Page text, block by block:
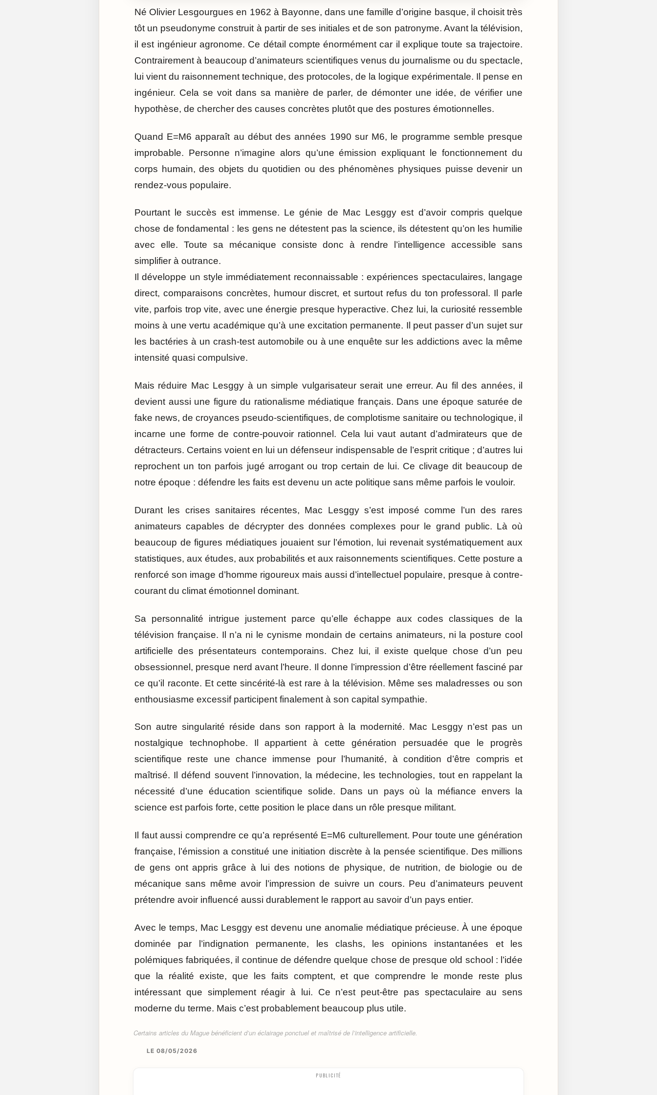
Né Olivier Lesgourgues en 1962 à Bayonne, dans une famille d’origine basque, il choisit très
tôt un pseudonyme construit à partir de ses initiales et de son patronyme. Avant la télévision,
il est ingénieur agronome. Ce détail compte énormément car il explique toute sa trajectoire.
Contrairement à beaucoup d’animateurs scientifiques venus du journalisme ou du spectacle,
lui vient du raisonnement technique, des protocoles, de la logique expérimentale. Il pense en
ingénieur. Cela se voit dans sa manière de parler, de démonter une idée, de vérifier une
hypothèse, de chercher des causes concrètes plutôt que des postures émotionnelles.
Quand E=M6 apparaît au début des années 1990 sur M6, le programme semble presque
improbable. Personne n’imagine alors qu’une émission expliquant le fonctionnement du
corps humain, des objets du quotidien ou des phénomènes physiques puisse devenir un
rendez-vous populaire.
Pourtant le succès est immense. Le génie de Mac Lesggy est d’avoir compris quelque
chose de fondamental : les gens ne détestent pas la science, ils détestent qu’on les humilie
avec elle. Toute sa mécanique consiste donc à rendre l’intelligence accessible sans
simplifier à outrance.
Il développe un style immédiatement reconnaissable : expériences spectaculaires, langage
direct, comparaisons concrètes, humour discret, et surtout refus du ton professoral. Il parle
vite, parfois trop vite, avec une énergie presque hyperactive. Chez lui, la curiosité ressemble
moins à une vertu académique qu’à une excitation permanente. Il peut passer d’un sujet sur
les bactéries à un crash-test automobile ou à une enquête sur les addictions avec la même
intensité quasi compulsive.
Mais réduire Mac Lesggy à un simple vulgarisateur serait une erreur. Au fil des années, il
devient aussi une figure du rationalisme médiatique français. Dans une époque saturée de
fake news, de croyances pseudo-scientifiques, de complotisme sanitaire ou technologique, il
incarne une forme de contre-pouvoir rationnel. Cela lui vaut autant d’admirateurs que de
détracteurs. Certains voient en lui un défenseur indispensable de l’esprit critique ; d’autres lui
reprochent un ton parfois jugé arrogant ou trop certain de lui. Ce clivage dit beaucoup de
notre époque : défendre les faits est devenu un acte politique sans même parfois le vouloir.
Durant les crises sanitaires récentes, Mac Lesggy s’est imposé comme l’un des rares
animateurs capables de décrypter des données complexes pour le grand public. Là où
beaucoup de figures médiatiques jouaient sur l’émotion, lui revenait systématiquement aux
statistiques, aux études, aux probabilités et aux raisonnements scientifiques. Cette posture a
renforcé son image d’homme rigoureux mais aussi d’intellectuel populaire, presque à contre-
courant du climat émotionnel dominant.
Sa personnalité intrigue justement parce qu’elle échappe aux codes classiques de la
télévision française. Il n’a ni le cynisme mondain de certains animateurs, ni la posture cool
artificielle des présentateurs contemporains. Chez lui, il existe quelque chose d’un peu
obsessionnel, presque nerd avant l’heure. Il donne l’impression d’être réellement fasciné par
ce qu’il raconte. Et cette sincérité-là est rare à la télévision. Même ses maladresses ou son
enthousiasme excessif participent finalement à son capital sympathie.
Son autre singularité réside dans son rapport à la modernité. Mac Lesggy n’est pas un
nostalgique technophobe. Il appartient à cette génération persuadée que le progrès
scientifique reste une chance immense pour l’humanité, à condition d’être compris et
maîtrisé. Il défend souvent l’innovation, la médecine, les technologies, tout en rappelant la
nécessité d’une éducation scientifique solide. Dans un pays où la méfiance envers la
science est parfois forte, cette position le place dans un rôle presque militant.
Il faut aussi comprendre ce qu’a représenté E=M6 culturellement. Pour toute une génération
française, l’émission a constitué une initiation discrète à la pensée scientifique. Des millions
de gens ont appris grâce à lui des notions de physique, de nutrition, de biologie ou de
mécanique sans même avoir l’impression de suivre un cours. Peu d’animateurs peuvent
prétendre avoir influencé aussi durablement le rapport au savoir d’un pays entier.
Avec le temps, Mac Lesggy est devenu une anomalie médiatique précieuse. À une époque
dominée par l’indignation permanente, les clashs, les opinions instantanées et les
polémiques fabriquées, il continue de défendre quelque chose de presque old school : l’idée
que la réalité existe, que les faits comptent, et que comprendre le monde reste plus
intéressant que simplement réagir à lui. Ce n’est peut-être pas spectaculaire au sens
moderne du terme. Mais c’est probablement beaucoup plus utile.
Certains articles du Mague bénéficient d’un éclairage ponctuel et maîtrisé de l’intelligence artificielle.
LE 08/05/2026
PUBLICITÉ